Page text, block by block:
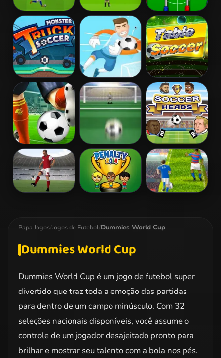
Penalty
Shootout: Euro
Cup 2016
Euro Penalty
2016
Foosball
Monster Truck
Soccer
Penalty
Superstar
Table Soccer
Penalty
Shootout: Multi
League
Soccertastic Soccer Heads
Papa Jogos/Jogos de Futebol/Dummies World Cup
Dummies World Cup
Dummies World Cup é um jogo de futebol super
divertido que traz toda a emoção das partidas
para dentro de um campo minúsculo. Com 32
seleções nacionais disponíveis, você assume o
controle de um jogador desajeitado pronto para
brilhar e mostrar seu talento com a bola nos pés.